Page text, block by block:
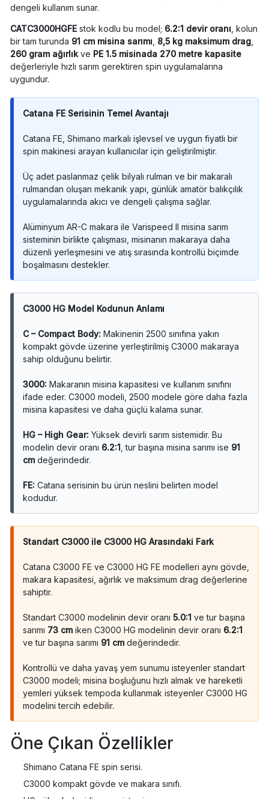
dengeli kullanım sunar.
CATC3000HGFEstok kodlu bu model; 6.2:1 devir oranı , kolun
bir tam turunda 91 cm misina sarımı 8,5 kg maksimum drag,
260 gram ağırlıkve PE 1.5 misinada 270 metre kapasite
değerleriyle hızlı sarım gerektiren spin uygulamalarına
uygundur.
Catana FE Serisinin Temel Avantajı
Catana FE, Shimano markalı işlevsel ve uygun fiyatlı bir
spin makinesi arayan kullanıcılar için geliştirilmiştir.
Üç adet paslanmaz çelik bilyalı rulman ve bir makaralı
rulmandan oluşan mekanik yapı, günlük amatör balıkçılık
uygulamalarında akıcı ve dengeli çalışma sağlar.
Alüminyum AR-C makara ile Varispeed II misina sarım
sisteminin birlikte çalışması, misinanın makaraya daha
düzenli yerleşmesini ve atış sırasında kontrollü biçimde
boşalmasını destekler.
C3000 HG Model Kodunun Anlamı
C – Compact Body: Makinenin 2500 sınıfına yakın
kompakt gövde üzerine yerleştirilmiş C3000 makaraya
sahip olduğunu belirtir.
3000: Makaranın misina kapasitesi ve kullanım sınıfını
ifade eder. C3000 modeli, 2500 modele göre daha fazla
misina kapasitesi ve daha güçlü kalama sunar.
HG – High Gear: Yüksek devirli sarım sistemidir. Bu
modelin devir oranı 6.2:1 , tur başına misina sarımı ise 91
cmdeğerindedir.
FE: Catana serisinin bu ürün neslini belirten model
kodudur.
Standart C3000 ile C3000 HG Arasındaki Fark
Catana C3000 FE ve C3000 HG FE modelleri aynı gövde,
makara kapasitesi, ağırlık ve maksimum drag değerlerine
sahiptir.
Standart C3000 modelinin devir oranı 5.0:1 ve tur başına
sarımı 73 cmiken C3000 HG modelinin devir oranı 6.2:1
ve tur başına sarımı 91 cmdeğerindedir.
Kontrollü ve daha yavaş yem sunumu isteyenler standart
C3000 modeli; misina boşluğunu hızlı almak ve hareketli
yemleri yüksek tempoda kullanmak isteyenler C3000 HG
modelini tercih edebilir.
Öne Çıkan Özellikler
Shimano Catana FE spin serisi.
C3000 kompakt gövde ve makara sınıfı.